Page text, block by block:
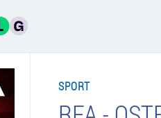
SPORT